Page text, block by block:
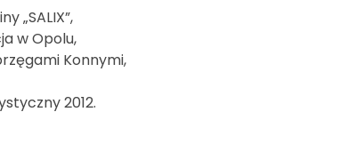
„SALIX”,
w Opolu,
Konnymi,
2012.